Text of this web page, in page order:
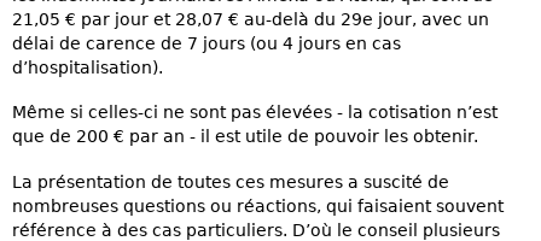
21,05 € par jour et 28,07 € au-delà du 29e jour, avec un
délai de carence de 7 jours (ou 4 jours en cas
d’hospitalisation).
Même si celles-ci ne sont pas élevées - la cotisation n’est
que de 200 € par an - il est utile de pouvoir les obtenir.
La présentation de toutes ces mesures a suscité de
nombreuses questions ou réactions, qui faisaient souvent
référence à des cas particuliers. D’où le conseil plusieurs